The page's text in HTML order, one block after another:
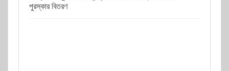
পুরস্কার বিতরণ